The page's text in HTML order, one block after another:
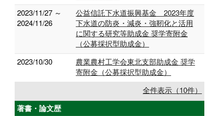
2023/11/27 ～
2024/11/26
公益信託下水道振興基金 2023年度
下水道の防炎・減炎・強靭化と活用
に関する研究等助成金 奨学寄附金
（公募採択型助成金）
2023/10/30
農業農村工学会東北支部助成金 奨学
寄附金（公募採択型助成金）
全件表示（10件）
著書・論文歴